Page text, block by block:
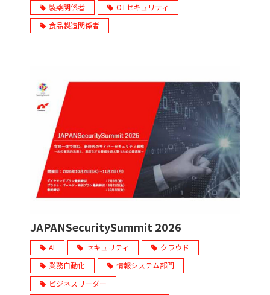
製薬関係者
OTセキュリティ
食品製造関係者
JAPANSecuritySummit 2026
AI セキュリティ
クラウド
業務自動化
情報システム部門
ビジネスリーダー